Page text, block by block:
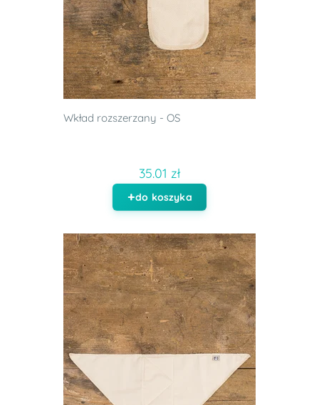
Wkład rozszerzany - OS
35.01 zł
do koszyka